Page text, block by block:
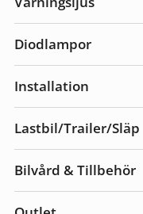
Diodlampor
Installation
Lastbil/Trailer/Släp
Bilvård & Tillbehör